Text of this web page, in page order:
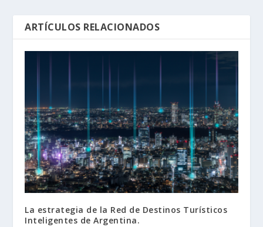
ARTÍCULOS RELACIONADOS
La estrategia de la Red de Destinos Turísticos
Inteligentes de Argentina.